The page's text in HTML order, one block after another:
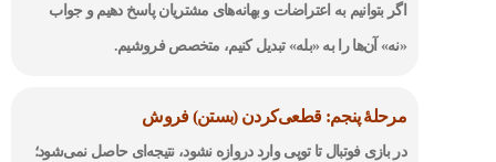
اگر بتوانیم به اعتراضات و بهانه‌های مشتریان پاسخ دهیم و جواب
«نه» آن‌ها را به «بله» تبدیل کنیم، متخصص فروشیم.
مرحلۀ پنجم: قطعی‌کردن (بستن) فروش
در بازی فوتبال تا توپی وارد دروازه نشود، نتیجه‌ای حاصل نمی‌شود؛